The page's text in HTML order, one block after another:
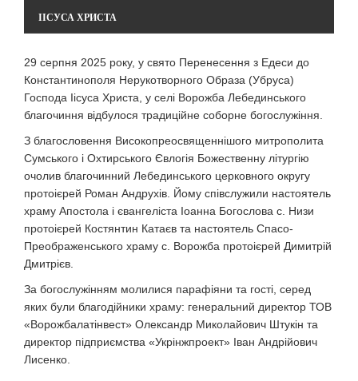
ІІСУСА ХРИСТА
29 серпня 2025 року, у свято Перенесення з Едеси до
Константинополя Нерукотворного Образа (Убруса)
Господа Іісуса Христа, у селі Ворожба Лебединського
благочиння відбулося традиційне соборне богослужіння.
З благословення Високопреосвященнішого митрополита
Сумського і Охтирського Євлогія Божественну літургію
очолив благочинний Лебединського церковного округу
протоієрей Роман Андрухів. Йому співслужили настоятель
храму Апостола і євангеліста Іоанна Богослова с. Низи
протоієрей Костянтин Катаєв та настоятель Спасо-
Преображенського храму с. Ворожба протоієрей Димитрій
Дмитрієв.
За богослужінням молилися парафіяни та гості, серед
яких були благодійники храму: генеральний директор ТОВ
«Ворожбалатінвест» Олександр Миколайович Штукін та
директор підприємства «Укрінжпроект» Іван Андрійович
Лисенко.